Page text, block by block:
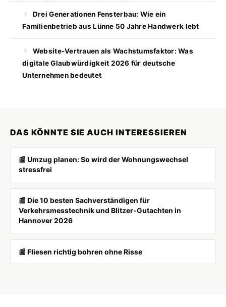
Drei Generationen Fensterbau: Wie ein
Familienbetrieb aus Lünne 50 Jahre Handwerk lebt
Website-Vertrauen als Wachstumsfaktor: Was
digitale Glaubwürdigkeit 2026 für deutsche
Unternehmen bedeutet
DAS KÖNNTE SIE AUCH INTERESSIEREN
📰 Umzug planen: So wird der Wohnungswechsel
stressfrei
📰 Die 10 besten Sachverständigen für
Verkehrsmesstechnik und Blitzer-Gutachten in
Hannover 2026
📰 Fliesen richtig bohren ohne Risse